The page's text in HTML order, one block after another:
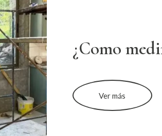
¿Como
Ver más